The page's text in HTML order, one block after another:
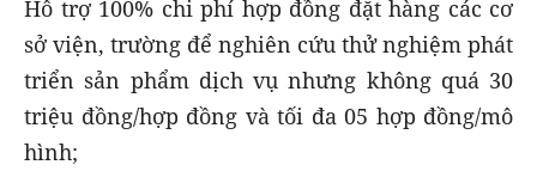
Hỗ trợ 100% chi phí hợp đồng đặt hàng các cơ
sở viện, trường để nghiên cứu thử nghiệm phát
triển sản phẩm dịch vụ nhưng không quá 30
triệu đồng/hợp đồng và tối đa 05 hợp đồng/mô
hình;